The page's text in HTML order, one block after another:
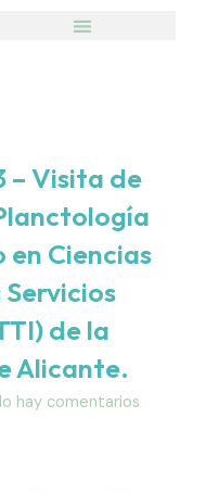
– Visita de
Ciencias
de la
Alicante.
hay comentarios